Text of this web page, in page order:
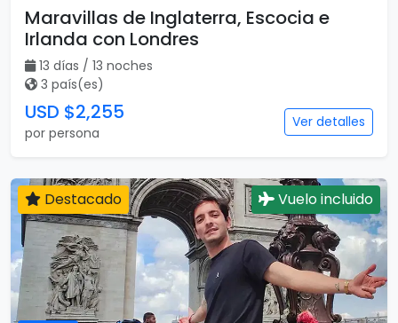
Maravillas de Inglaterra, Escocia e
Irlanda con Londres
13 días / 13 noches
3 país(es)
USD $2,255
por persona
Ver detalles
Destacado Vuelo incluido